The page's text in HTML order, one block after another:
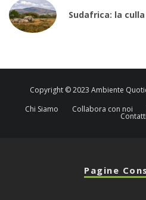
Sudafrica: la
Copyright © 2023 Ambiente
Chi Siamo
Collabora con noi
Contatti
Pagine